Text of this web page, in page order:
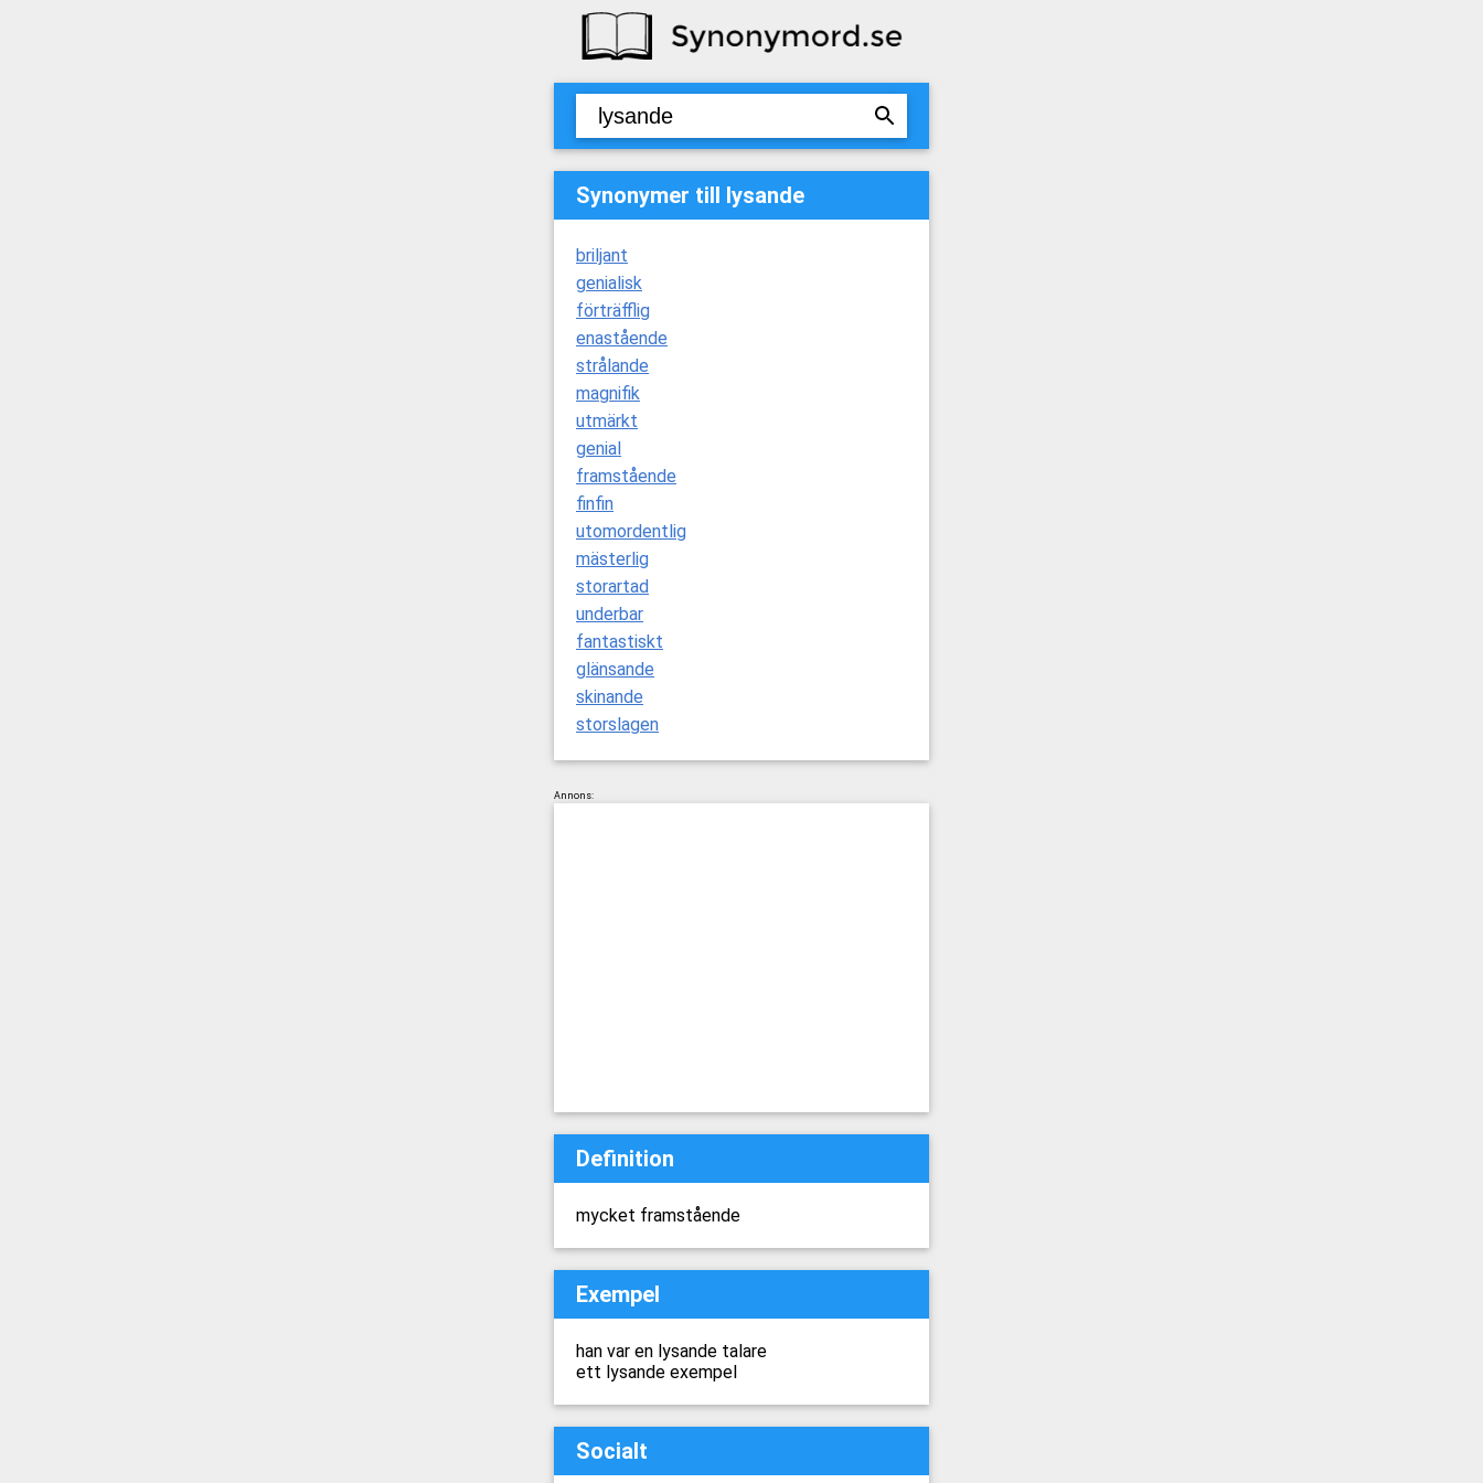
Synonymer till lysande
briljant
genialisk
förträfflig
enastående
strålande
magnifik
utmärkt
genial
framstående
finfin
utomordentlig
mästerlig
storartad
underbar
fantastiskt
glänsande
skinande
storslagen
Annons:
Definition
mycket framstående
Exempel
han var en lysande talare
ett lysande exempel
Socialt